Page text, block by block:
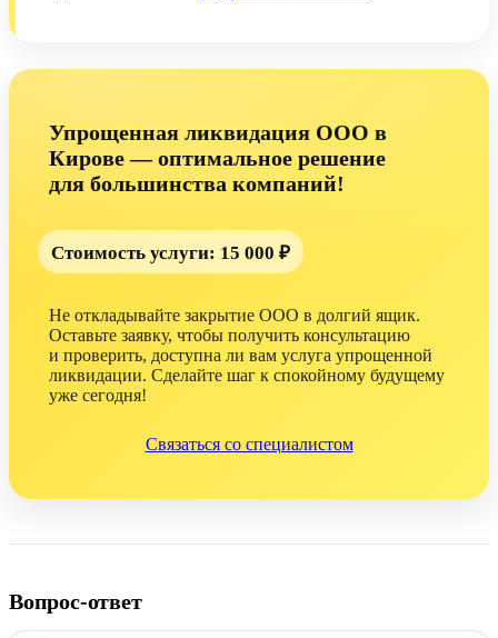
Упрощенная ликвидация ООО в
Кирове — оптимальное решение
для большинства компаний!
Стоимость услуги: 15 000 ₽
Не откладывайте закрытие ООО в долгий ящик.
Оставьте заявку, чтобы получить консультацию
и проверить, доступна ли вам услуга упрощенной
ликвидации. Сделайте шаг к спокойному будущему
уже сегодня!
Связаться со специалистом
Вопрос-ответ